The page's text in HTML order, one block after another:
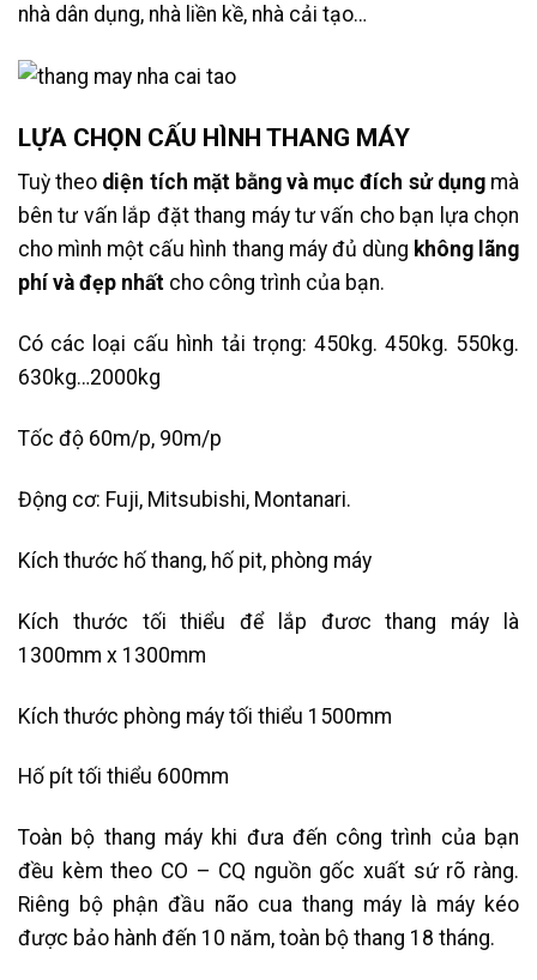
nhà dân dụng, nhà liền kề, nhà cải tạo…
LỰA CHỌN CẤU HÌNH THANG MÁY
Tuỳ theo diện tích mặt bằng và mục đích sử dụngmà
bên tư vấn lắp đặt thang máy tư vấn cho bạn lựa chọn
cho mình một cấu hình thang máy đủ dùng không lãng
phí và đẹp nhất cho công trình của bạn.
Có các loại cấu hình tải trọng: 450kg. 450kg. 550kg.
630kg…2000kg
Tốc độ 60m/p, 90m/p
Động cơ: Fuji, Mitsubishi, Montanari.
Kích thước hố thang, hố pit, phòng máy
Kích thước tối thiểu để lắp đươc thang máy là
1300mm x 1300mm
Kích thước phòng máy tối thiểu 1500mm
Hố pít tối thiểu 600mm
Toàn bộ thang máy khi đưa đến công trình của bạn
đều kèm theo CO – CQ nguồn gốc xuất sứ rõ ràng.
Riêng bộ phận đầu não cua thang máy là máy kéo
được bảo hành đến 10 năm, toàn bộ thang 18 tháng.